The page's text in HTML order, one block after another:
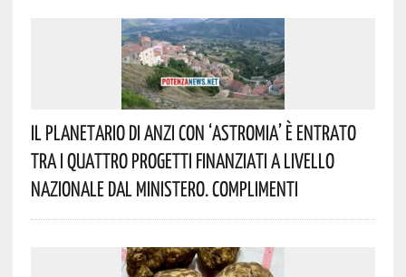
Il Planetario Di Anzi Con ‘Astromia’ È Entrato
Tra I Quattro Progetti Finanziati A Livello
Nazionale Dal Ministero. Complimenti